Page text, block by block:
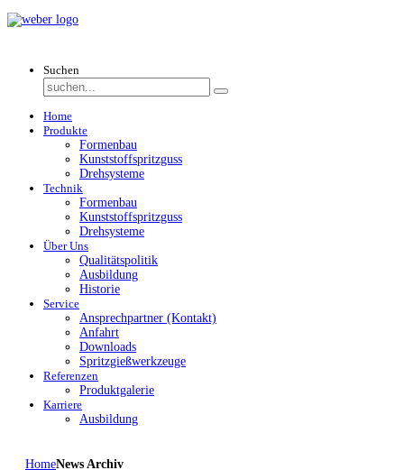
Suchen
Home
Produkte
Formenbau
Kunststoffspritzguss
Drehsysteme
Technik
Formenbau
Kunststoffspritzguss
Drehsysteme
Über Uns
Qualitätspolitik
Ausbildung
Historie
Service
Ansprechpartner (Kontakt)
Anfahrt
Downloads
Spritzgießwerkzeuge
Referenzen
Produktgalerie
Karriere
Ausbildung
HomeNews Archiv